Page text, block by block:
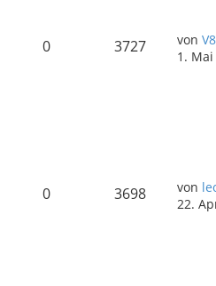
0 3727 von
1. Mai
0 3698 von
22.